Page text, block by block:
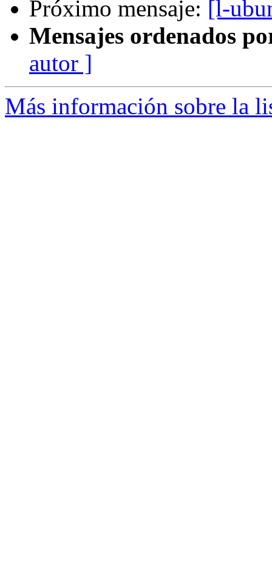
Próximo mensaje: [l-
Mensajes ordenados
autor ]
Más información sobre la